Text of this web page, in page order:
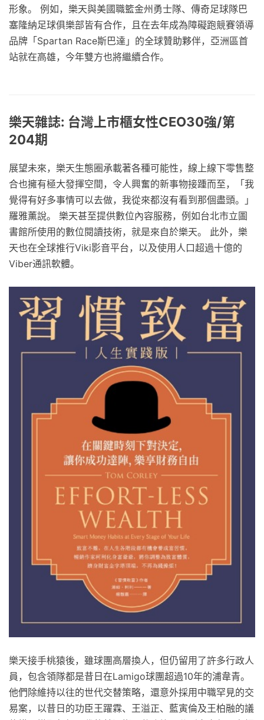
形象。 例如，樂天與美國職籃金州勇士隊、傳奇足球隊巴
塞隆納足球俱樂部皆有合作，且在去年成為障礙跑競賽領導
品牌「Spartan Race斯巴達」的全球贊助夥伴，亞洲區首
站就在高雄，今年雙方也將繼續合作。
樂天雜誌: 台灣上市櫃女性CEO30強/第
204期
展望未來，樂天生態圈承載著各種可能性，線上線下零售整
合也擁有極大發揮空間，令人興奮的新事物接踵而至，「我
覺得有好多事情可以去做，我從來都沒有看到那個盡頭。」
羅雅薰說。 樂天甚至提供數位內容服務，例如台北市立圖
書館所使用的數位閱讀技術，就是來自於樂天。 此外，樂
天也在全球推行Viki影音平台，以及使用人口超過十億的
Viber通訊軟體。
樂天接手桃猿後，雖球團高層換人，但仍留用了許多行政人
員，包含領隊都是昔日在Lamigo球團超過10年的浦韋青。
他們除維持以往的世代交替策略，還意外採用中職罕見的交
易案，以昔日的功臣王躍霖、王溢正、藍寅倫及王柏融的議